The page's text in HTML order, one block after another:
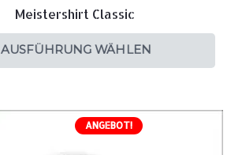
Meistershirt Classic
AUSFÜHRUNG WÄHLEN
ANGEBOT!